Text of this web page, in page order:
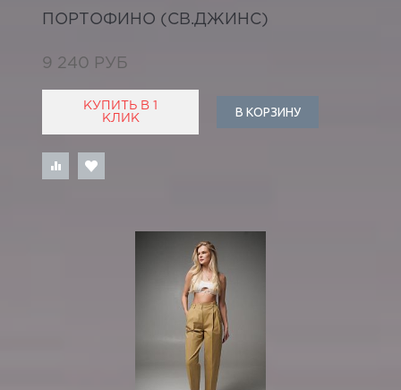
ПОРТОФИНО (СВ.ДЖИНС)
9 240 РУБ
КУПИТЬ В 1
КЛИК
В КОРЗИНУ